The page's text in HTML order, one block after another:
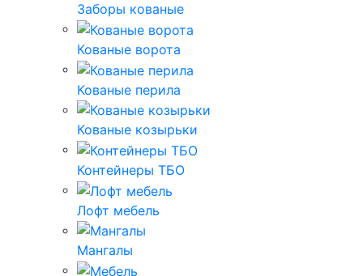
Заборы кованые
Кованые ворота
Кованые перила
Кованые козырьки
Контейнеры ТБО
Лофт мебель
Мангалы